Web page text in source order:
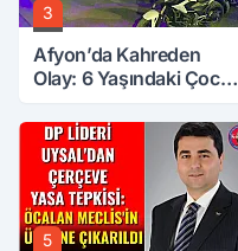
3
Afyon’da Kahreden
Olay: 6 Yaşındaki Çocuk
5